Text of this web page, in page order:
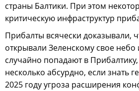
страны Балтики. При этом
критическую инфраструктур
Прибалты всячески доказывали,
открывали Зеленскому свое небо
случайно попадают в Прибалтику,
несколько абсурдно, если знать
2025 году угроза расширения